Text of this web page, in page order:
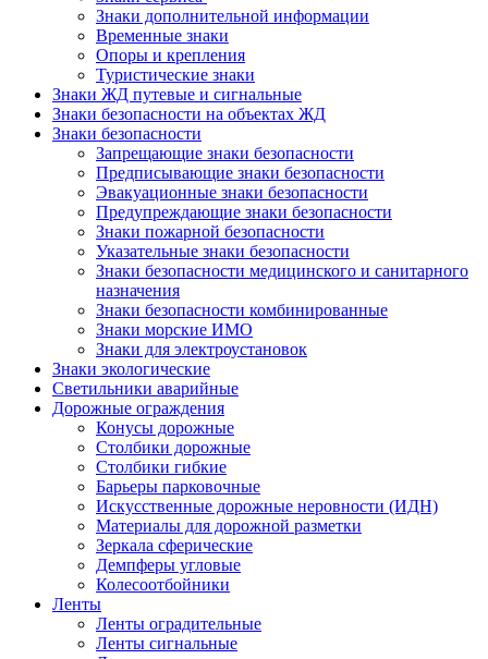
Знаки дополнительной информации
Временные знаки
Опоры и крепления
Туристические знаки
Знаки ЖД путевые и сигнальные
Знаки безопасности на объектах ЖД
Знаки безопасности
Запрещающие знаки безопасности
Предписывающие знаки безопасности
Эвакуационные знаки безопасности
Предупреждающие знаки безопасности
Знаки пожарной безопасности
Указательные знаки безопасности
Знаки безопасности медицинского и санитарного
назначения
Знаки безопасности комбинированные
Знаки морские ИМО
Знаки для электроустановок
Знаки экологические
Светильники аварийные
Дорожные ограждения
Конусы дорожные
Столбики дорожные
Столбики гибкие
Барьеры парковочные
Искусственные дорожные неровности (ИДН)
Материалы для дорожной разметки
Зеркала сферические
Демпферы угловые
Колесоотбойники
Ленты
Ленты оградительные
Ленты сигнальные